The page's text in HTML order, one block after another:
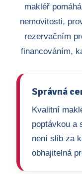
makléř
nemovitosti,
rezervačním
financováním,
Správná
Kvalitní
poptávkou a
není slib za
obhajitelná